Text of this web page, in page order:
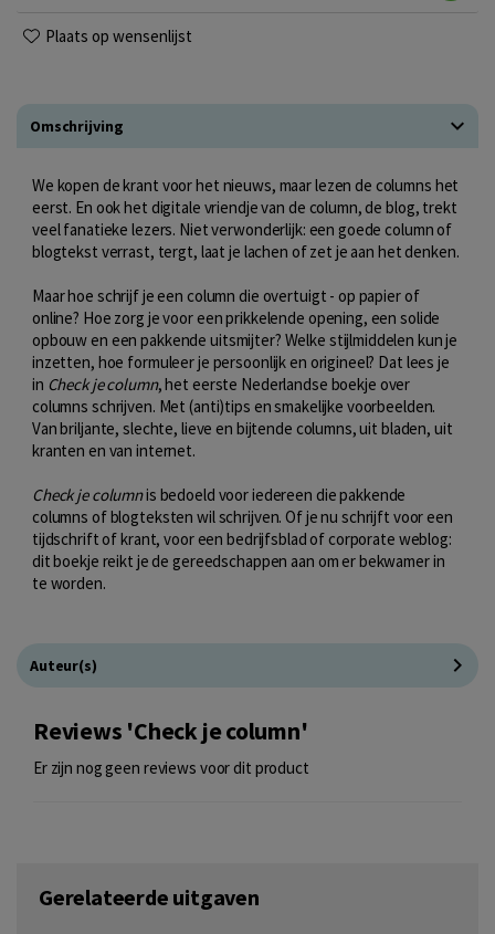
Plaats op wensenlijst
Omschrijving
We kopen de krant voor het nieuws, maar lezen de columns het
eerst. En ook het digitale vriendje van de column, de blog, trekt
veel fanatieke lezers. Niet verwonderlijk: een goede column of
blogtekst verrast, tergt, laat je lachen of zet je aan het denken.
Maar hoe schrijf je een column die overtuigt - op papier of
online? Hoe zorg je voor een prikkelende opening, een solide
opbouw en een pakkende uitsmijter? Welke stijlmiddelen kun je
inzetten, hoe formuleer je persoonlijk en origineel? Dat lees je
in Check je column, het eerste Nederlandse boekje over
columns schrijven. Met (anti)tips en smakelijke voorbeelden.
Van briljante, slechte, lieve en bijtende columns, uit bladen, uit
kranten en van internet.
Check je columnis bedoeld voor iedereen die pakkende
columns of blogteksten wil schrijven. Of je nu schrijft voor een
tijdschrift of krant, voor een bedrijfsblad of corporate weblog:
dit boekje reikt je de gereedschappen aan om er bekwamer in
te worden.
Auteur(s)
Reviews 'Check je column'
Er zijn nog geen reviews voor dit product
Gerelateerde uitgaven